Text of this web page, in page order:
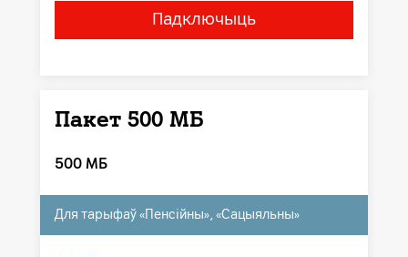
Падключыць
Пакет 500 МБ
500 МБ
Для тарыфаў «Пенсійны», «Сацыяльны»